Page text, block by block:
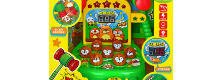
批發會員大招募，輕鬆實現財富自由!
老師您好!!幼教會員火熱招募中~
海外購物免煩惱！點我查看『海外購物流程說明』